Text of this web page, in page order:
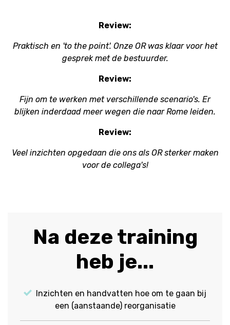
Review:
Praktisch en 'to the point'. Onze OR was klaar voor het
gesprek met de bestuurder.
Review:
Fijn om te werken met verschillende scenario's. Er
blijken inderdaad meer wegen die naar Rome leiden.
Review:
Veel inzichten opgedaan die ons als OR sterker maken
voor de collega's!
Na deze training
heb je...
Inzichten en handvatten hoe om te gaan bij
een (aanstaande) reorganisatie